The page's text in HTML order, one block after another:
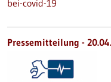
bei-covid-19
Pressemitteilung -